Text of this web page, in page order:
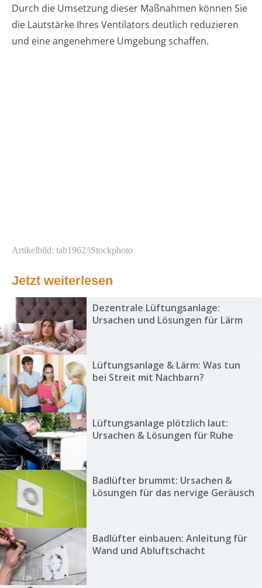
Durch die Umsetzung dieser Maßnahmen können Sie
die Lautstärke Ihres Ventilators deutlich reduzieren
und eine angenehmere Umgebung schaffen.
Artikelbild: tab1962/iStockphoto
Jetzt weiterlesen
Dezentrale Lüftungsanlage:
Ursachen und Lösungen für Lärm
Lüftungsanlage & Lärm: Was tun
bei Streit mit Nachbarn?
Lüftungsanlage plötzlich laut:
Ursachen & Lösungen für Ruhe
Badlüfter brummt: Ursachen &
Lösungen für das nervige Geräusch
Badlüfter einbauen: Anleitung für
Wand und Abluftschacht